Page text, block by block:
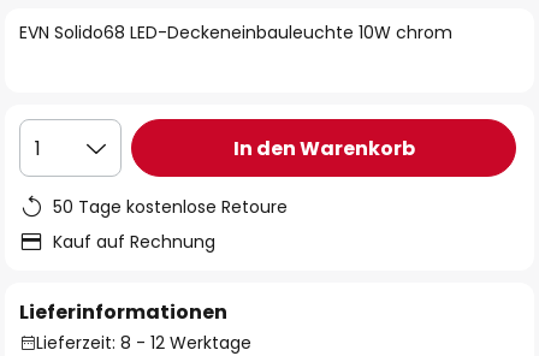
springen
EVN Solido68 LED-Deckeneinbauleuchte 10W chrom
1 In den Warenkorb
50 Tage kostenlose Retoure
Kauf auf Rechnung
Lieferinformationen
Lieferzeit: 8 - 12 Werktage